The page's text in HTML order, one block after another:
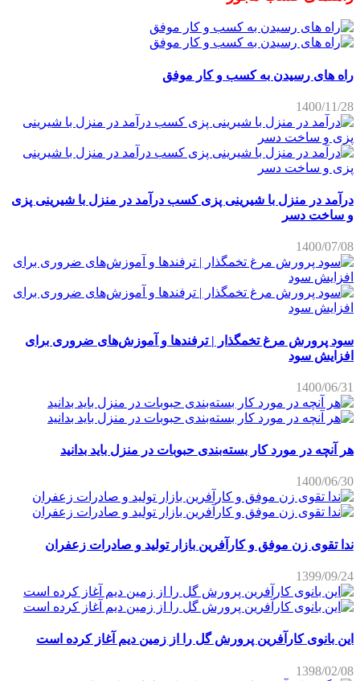
راه های رسیدن به کسب و کار موفق
1400/11/28
درآمد در منزل با شیرینی پزی کسب درآمد در منزل با شیرینی پزی
و ساخت دسر
1400/07/08
سود پرورش مرغ تخمگذار | ترفندها و آموزش‌های ضروری برای
افزایش سود
1400/06/31
هر آنچه در مورد کار بسته‌بندی حبوبات در منزل باید بدانید
1400/06/30
ندا تقوی زن موفق و کارآفرین بازار تولید و صادرات زعفران
1399/09/24
این بانوی کارآفرین پرورش گل را از زمین دیم آغاز کرده است
1398/02/08